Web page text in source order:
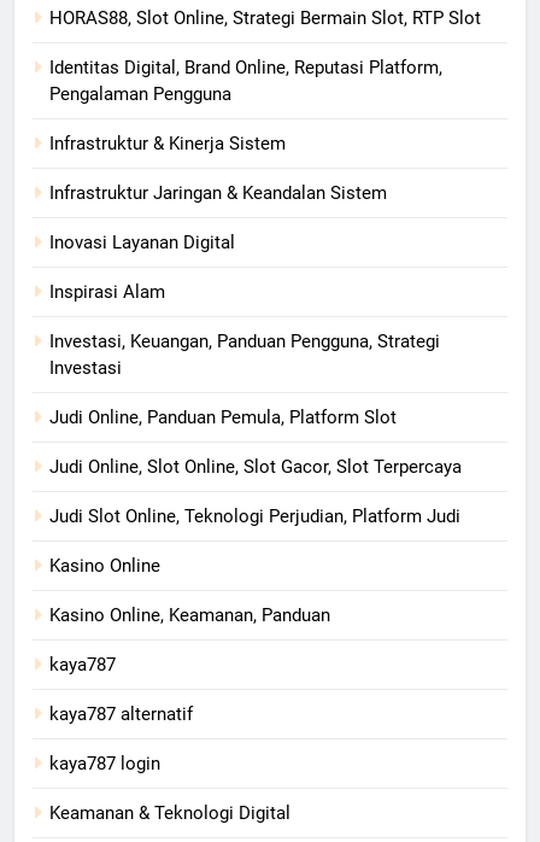
HORAS88, Slot Online, Strategi Bermain Slot, RTP Slot
Identitas Digital, Brand Online, Reputasi Platform,
Pengalaman Pengguna
Infrastruktur & Kinerja Sistem
Infrastruktur Jaringan & Keandalan Sistem
Inovasi Layanan Digital
Inspirasi Alam
Investasi, Keuangan, Panduan Pengguna, Strategi
Investasi
Judi Online, Panduan Pemula, Platform Slot
Judi Online, Slot Online, Slot Gacor, Slot Terpercaya
Judi Slot Online, Teknologi Perjudian, Platform Judi
Kasino Online
Kasino Online, Keamanan, Panduan
kaya787
kaya787 alternatif
kaya787 login
Keamanan & Teknologi Digital